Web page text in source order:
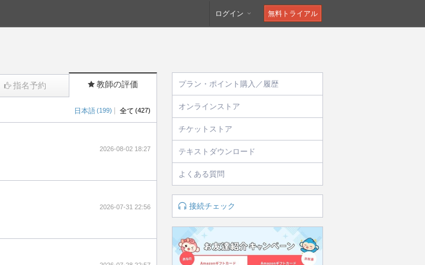
ログイン 無料トライアル
指名予約 教師の評価
日本語(199) | 全て (427)
2026-08-02 18:27
2026-07-31 22:56
プラン・ポイント購入／履歴
オンラインストア
チケットストア
テキストダウンロード
よくある質問
接続チェック